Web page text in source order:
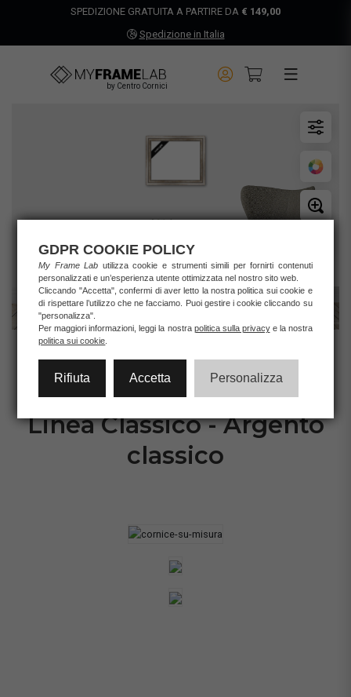
SPEDIZIONE GRATUITA A PARTIRE DA € 149,00
Spedizione in Italia
by Centro Cornici
Linea Classico - Argento
classico
GDPR COOKIE POLICY
My Frame Lab utilizza cookie e strumenti simili per fornirti contenuti
personalizzati e un’esperienza utente ottimizzata nel nostro sito web.
Cliccando "Accetta", confermi di aver letto la nostra politica sui cookie e
di rispettare l’utilizzo che ne facciamo. Puoi gestire i cookie cliccando su
"personalizza".
Per maggiori informazioni, leggi la nostra politica sulla privacye la nostra
politica sui cookie
Rifiuta Accetta Personalizza